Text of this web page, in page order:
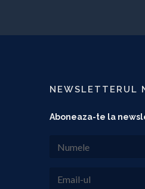
NEWSLETTERUL
Aboneaza-te la